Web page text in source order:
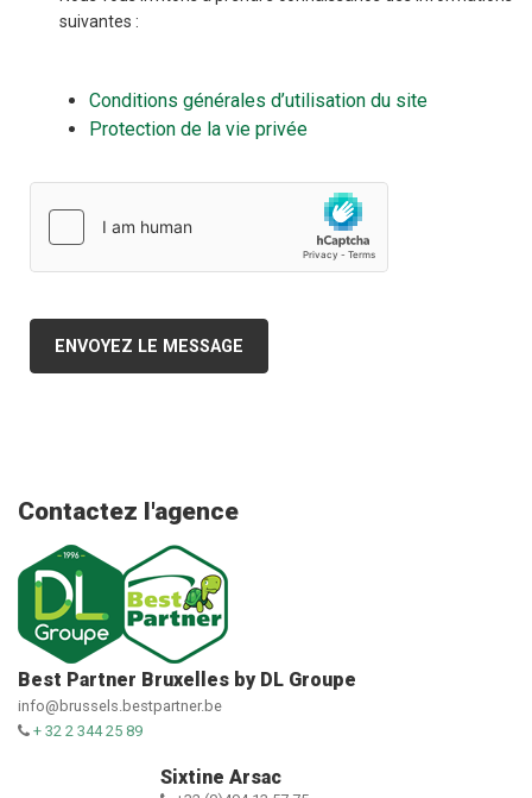
suivantes :
Conditions générales d’utilisation du site
Protection de la vie privée
ENVOYEZ LE MESSAGE
Contactez l'agence
Best Partner Bruxelles by DL Groupe
info@brussels.bestpartner.be
+ 32 2 344 25 89
Sixtine Arsac